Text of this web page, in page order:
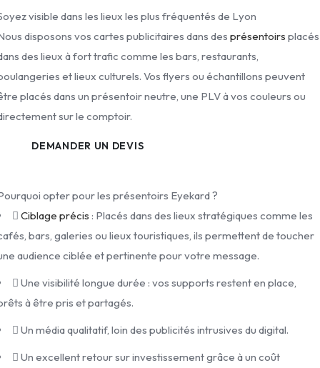
visible dans les lieux les plus fréquentés de Lyon
disposons vos cartes publicitaires dans desprésentoirsplacés
des lieux à fort trafic comme les bars, restaurants,
et lieux culturels. Vos flyers ou échantillons peuvent
placés dans un présentoir neutre, une PLV à vos couleurs ou
sur le comptoir.
DEMANDER UN DEVIS
opter pour les présentoirs Eyekard ?
Ciblage précis : Placés dans des lieux stratégiques comme les
bars, galeries ou lieux touristiques, ils permettent de toucher
audience ciblée et pertinente pour votre message.
Une visibilité longue durée : vos supports restent en place,
à être pris et partagés.
Un média qualitatif, loin des publicités intrusives du digital.
Un excellent retour sur investissement grâce à un coût